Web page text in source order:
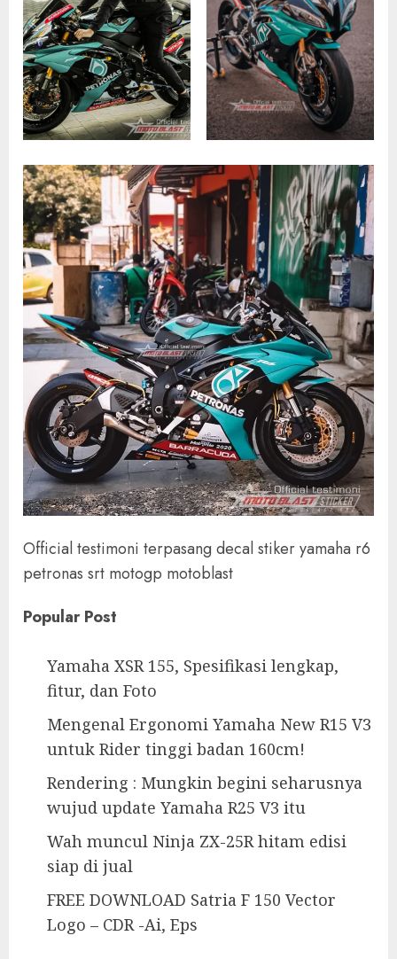
Official testimoni terpasang decal stiker yamaha r6
petronas srt motogp motoblast
Popular Post
Yamaha XSR 155, Spesifikasi lengkap,
fitur, dan Foto
Mengenal Ergonomi Yamaha New R15 V3
untuk Rider tinggi badan 160cm!
Rendering : Mungkin begini seharusnya
wujud update Yamaha R25 V3 itu
Wah muncul Ninja ZX-25R hitam edisi
siap di jual
FREE DOWNLOAD Satria F 150 Vector
Logo – CDR -Ai, Eps